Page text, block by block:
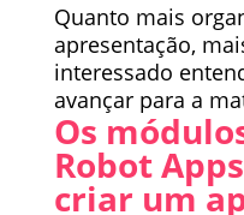
Quanto mais
apresentação,
interessado
avançar para a
Os
Robot
criar um